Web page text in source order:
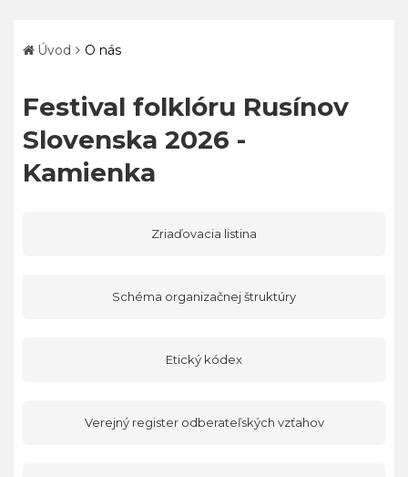
Úvod O nás
Festival folklóru Rusínov
Slovenska 2026 -
Kamienka
Zriaďovacia listina
Schéma organizačnej štruktúry
Etický kódex
Verejný register odberateľských vzťahov